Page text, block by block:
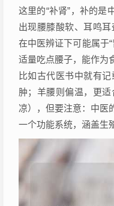
这里的“补肾”，补的
出现腰膝酸软、耳鸣耳
在中医辨证下可能属于
适量吃点腰子，能作为
比如古代医书中就有
肿；羊腰则偏温，更
凉），但要注意：中医
一个功能系统，涵盖生